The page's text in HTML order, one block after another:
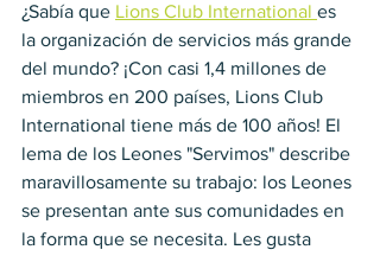
¿Sabía que Lions Club International es
la organización de servicios más grande
del mundo? ¡Con casi 1,4 millones de
miembros en 200 países, Lions Club
International tiene más de 100 años! El
lema de los Leones "Servimos" describe
maravillosamente su trabajo: los Leones
se presentan ante sus comunidades en
la forma que se necesita. Les gusta